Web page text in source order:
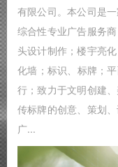
有限公司。本公司是
综合性专业广告服务
头设计制作；楼宇亮
化墙；标识、标牌；
行；致力于文明创建
传标牌的创意、策划
广...